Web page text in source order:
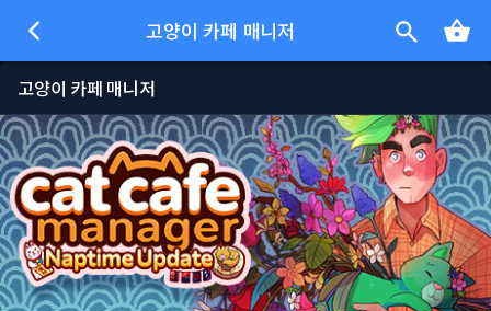
고양이 카페 매니저
고양이 카페 매니저